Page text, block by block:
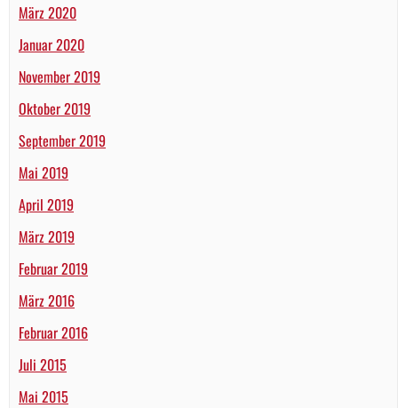
März 2020
Januar 2020
November 2019
Oktober 2019
September 2019
Mai 2019
April 2019
März 2019
Februar 2019
März 2016
Februar 2016
Juli 2015
Mai 2015